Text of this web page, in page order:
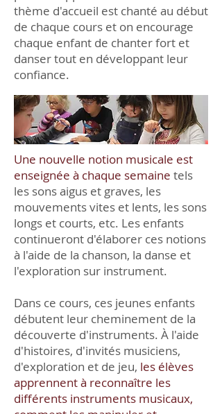
thème d'accueil est chanté au début
de chaque cours et on encourage
chaque enfant de chanter fort et
danser tout en développant leur
confiance.
Une nouvelle notion musicale est
enseignée à chaque semaine tels
les sons aigus et graves, les
mouvements vites et lents, les sons
longs et courts, etc. Les enfants
continueront d'élaborer ces notions
à l'aide de la chanson, la danse et
l'exploration sur instrument.
Dans ce cours, ces jeunes enfants
débutent leur cheminement de la
découverte d'instruments. À l'aide
d'histoires, d'invités musiciens,
d'exploration et de jeu, les élèves
apprennent à reconnaître les
différents instruments musicaux,